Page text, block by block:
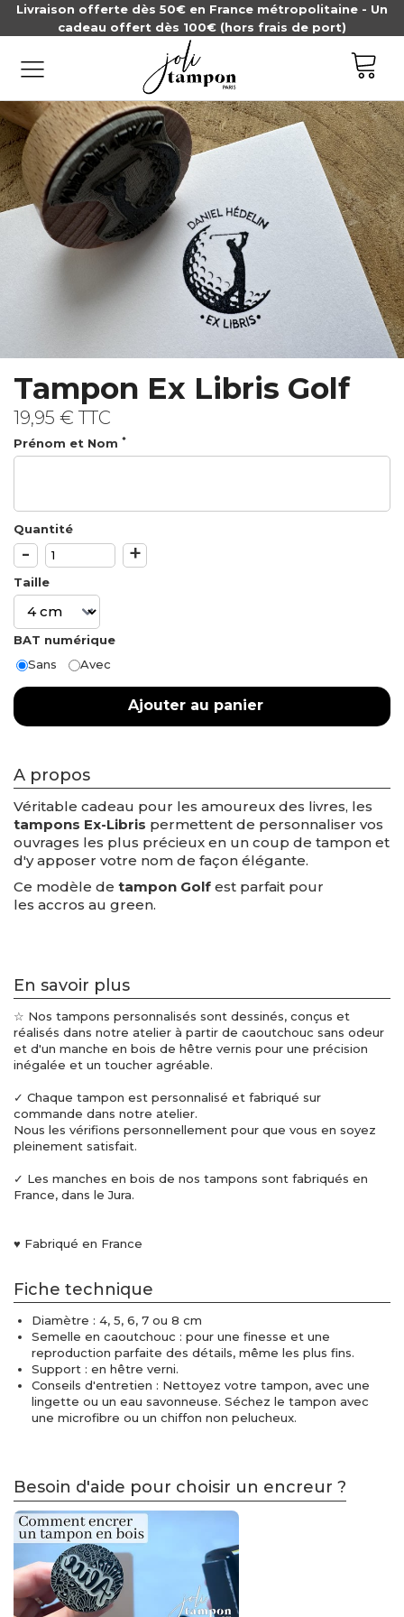
Livraison offerte dès 50€ en France métropolitaine - Un
cadeau offert dès 100€ (hors frais de port)
Tampon Ex Libris Golf
19,95 € TTC
Prénom et Nom *
Quantité
- +
Taille
BAT numérique
Sans
Avec
Ajouter au panier
A propos
Véritable cadeau pour les amoureux des livres, les
tampons Ex-Libris permettent de personnaliser vos
ouvrages les plus précieux en un coup de tampon et
d'y apposer votre nom de façon élégante.
Ce modèle de tampon Golf est parfait pour
les accros au green.
En savoir plus
☆ Nos tampons personnalisés sont dessinés, conçus et
réalisés dans notre atelier à partir de caoutchouc sans odeur
et d'un manche en bois de hêtre vernis pour une précision
inégalée et un toucher agréable.
✓ Chaque tampon est personnalisé et fabriqué sur
commande dans notre atelier.
Nous les vérifions personnellement pour que vous en soyez
pleinement satisfait.
✓ Les manches en bois de nos tampons sont fabriqués en
France, dans le Jura.
♥ Fabriqué en France
Fiche technique
Diamètre : 4, 5, 6, 7 ou 8 cm
Semelle en caoutchouc : pour une finesse et une
reproduction parfaite des détails, même les plus fins.
Support : en hêtre verni.
Conseils d'entretien : Nettoyez votre tampon, avec une
lingette ou un eau savonneuse. Séchez le tampon avec
une microfibre ou un chiffon non pelucheux.
Besoin d'aide pour choisir un encreur ?